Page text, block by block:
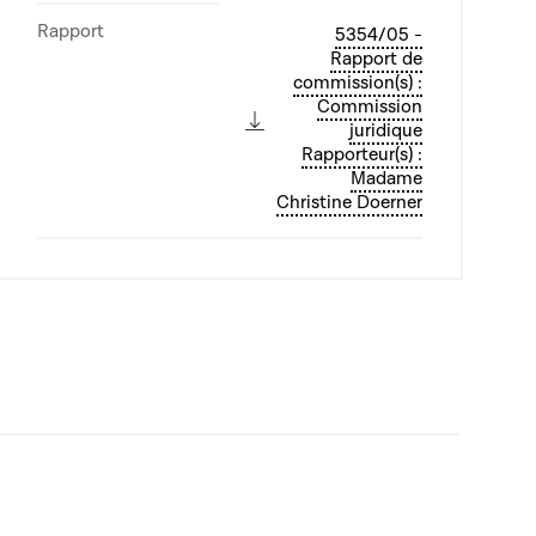
Rapport
5354/05 -
Rapport de
commission(s) :
Commission
juridique
Rapporteur(s) :
Madame
Christine Doerner